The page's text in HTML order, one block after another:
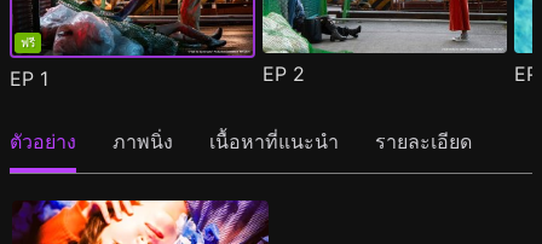
ฟรี
EP 1 EP 2
ตัวอย่าง ภาพนิ่ง เนื้อหาที่แนะนำ รายละเอียด